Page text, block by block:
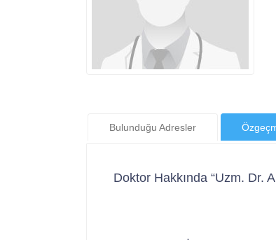
Bulunduğu Adresler
Doktor Hakkında “Uzm. Dr.